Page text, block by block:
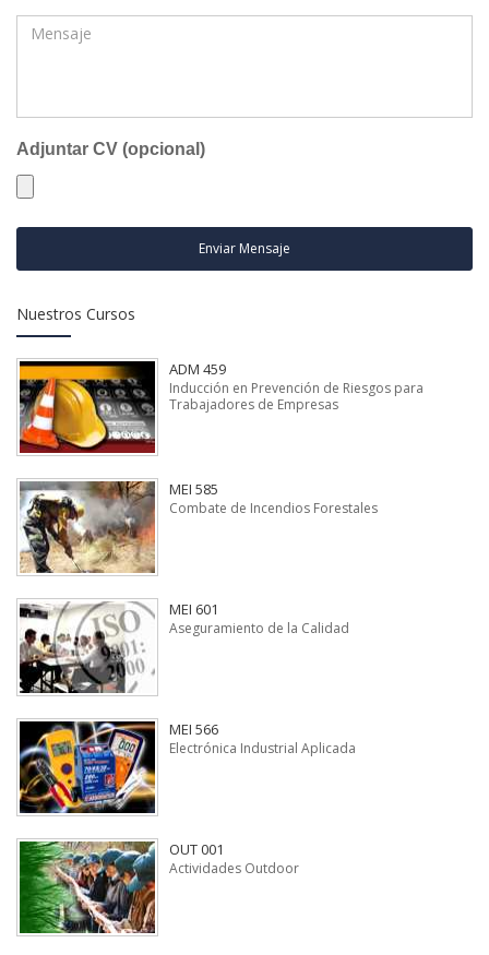
Adjuntar CV (opcional)
Enviar Mensaje
Nuestros Cursos
ADM 459
Inducción en Prevención de Riesgos para
Trabajadores de Empresas
MEI 585
Combate de Incendios Forestales
MEI 601
Aseguramiento de la Calidad
MEI 566
Electrónica Industrial Aplicada
OUT 001
Actividades Outdoor